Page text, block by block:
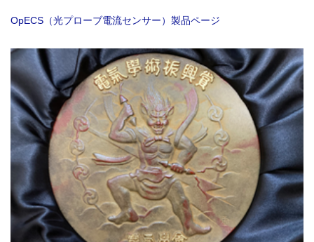
OpECS（光プローブ電流センサー）製品ページ